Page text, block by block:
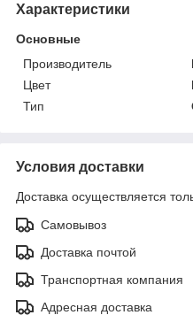
Характеристики
Основные
Производитель
Цвет
Тип
Условия доставки
Доставка осуществляется
Самовывоз
Доставка почтой
Транспортная компания
Адресная доставка